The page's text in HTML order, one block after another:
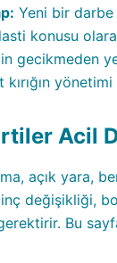
Yeni bir
konusu
gecikmeden
kırığın
Acil
açık yara,
değişikliği,
Bu